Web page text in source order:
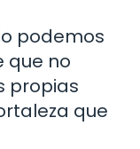
podemos
que no
propias
que